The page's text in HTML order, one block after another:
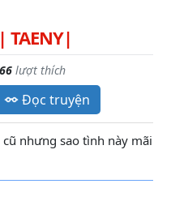
TAENY|
66 lượt thích
Đọc truyện
nhưng sao tình này mãi